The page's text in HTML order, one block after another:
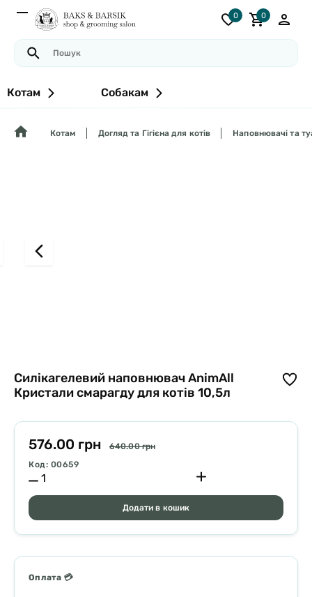
0 0
Котам Собакам
Котам Догляд та Гігієна для котів Наповнювачі та
Силікагелевий наповнювач AnimAll
Кристали смарагду для котів 10,5л
576.00 грн
640.00 грн
Код: 00659
Додати в кошик
Оплата 💳